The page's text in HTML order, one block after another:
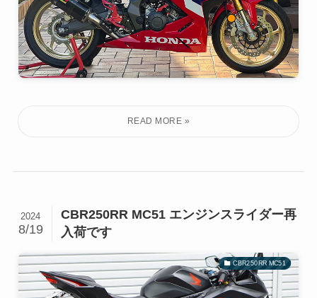
CBR250RR MC51 エンジンスライダー再
入荷です
2024
8/19
CBR250RR MC51